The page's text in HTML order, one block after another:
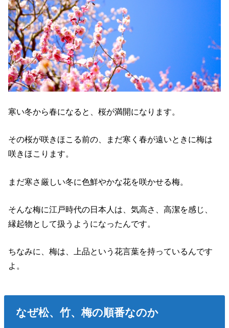
寒い冬から春になると、桜が満開になります。
その桜が咲きほこる前の、まだ寒く春が遠いときに梅は
咲きほこります。
まだ寒さ厳しい冬に色鮮やかな花を咲かせる梅。
そんな梅に江戸時代の日本人は、気高さ、高潔を感じ、
縁起物として扱うようになったんです。
ちなみに、梅は、上品という花言葉を持っているんです
よ。
なぜ松、竹、梅の順番なのか